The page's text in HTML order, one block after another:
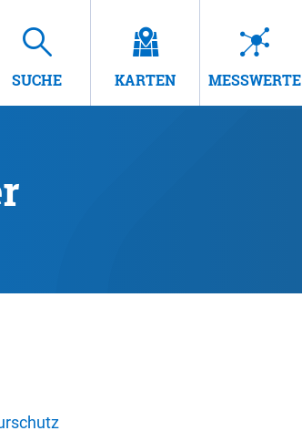
SUCHE KARTEN MESSWERTE